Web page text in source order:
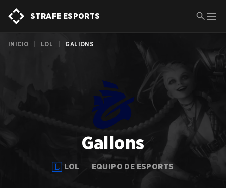
STRAFE ESPORTS
INICIO LOL GALIONS
Galions
LOL EQUIPO DE ESPORTS